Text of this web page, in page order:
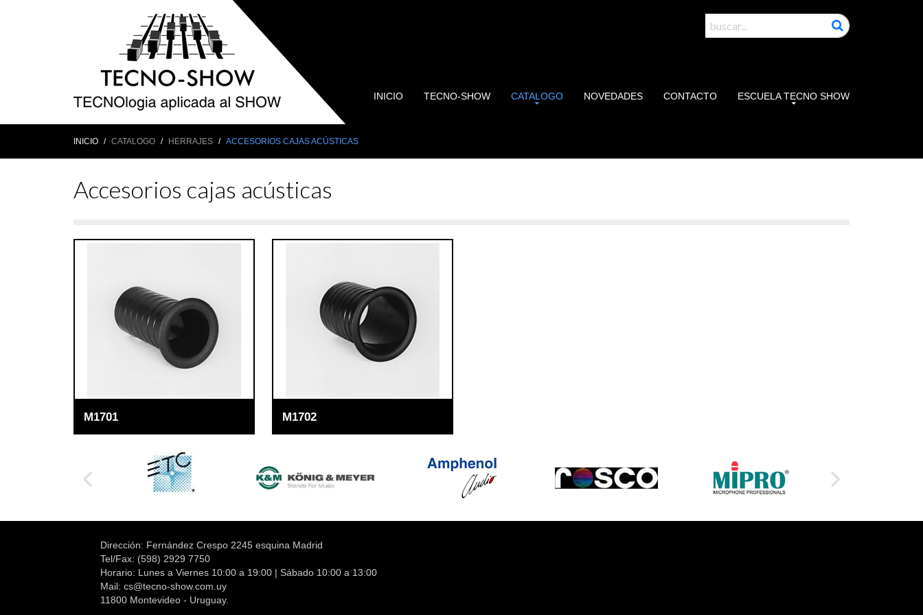
INICIO TECNO-SHOW CATALOGO NOVEDADES CONTACTO ESCUELA TECNO SHOW
INICIO CATALOGO HERRAJES ACCESORIOS CAJAS ACÚSTICAS
Accesorios cajas acústicas
M1701 M1702
Dirección: Fernández Crespo 2245 esquina Madrid
Tel/Fax: (598) 2929 7750
Horario: Lunes a Viernes 10:00 a 19:00 | Sábado 10:00 a 13:00
Mail: cs@tecno-show.com.uy
11800 Montevideo - Uruguay.